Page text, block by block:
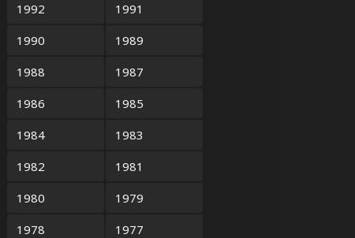
1992
1991
1990
1989
1988
1987
1986
1985
1984
1983
1982
1981
1980
1979
1978
1977